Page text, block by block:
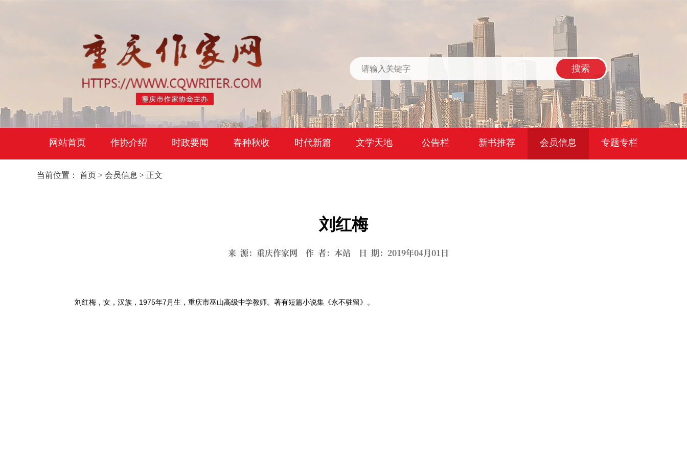
搜索
网站首页 作协介绍 时政要闻 春种秋收 时代新篇 文学天地 公告栏 新书推荐 会员信息 专题专栏
当前位置： 首页 > 会员信息 > 正文
刘红梅
来 源：重庆作家网 作 者：本站 日 期：2019年04月01日
刘红梅，女，汉族，1975年7月生，重庆市巫山高级中学教师。著有短篇小说集《永不驻留》。